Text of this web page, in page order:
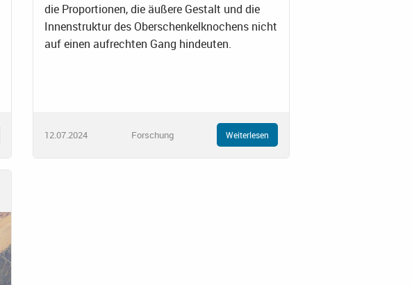
die Proportionen, die äußere Gestalt und die
Innenstruktur des Oberschenkelknochens nicht
auf einen aufrechten Gang hindeuten.
12.07.2024 Forschung Weiterlesen